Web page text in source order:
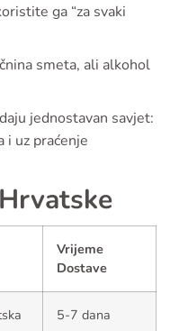
ga “za svaki
smeta, ali alkohol
jednostavan savjet:
i uz praćenje
Vrijeme
Dostave
5-7 dana